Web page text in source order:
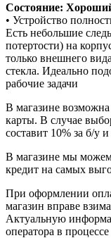
Состояние:
• Устройство
Есть небольшие
потертости) на
только внешнего
стекла. Идеально
рабочие задачи
В магазине
карты. В случае
составит 10% за б/у
В магазине мы
кредит на самых
При оформлении
магазин вправе
Актуальную
оператора в